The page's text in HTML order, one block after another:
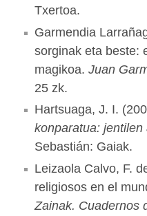
Txertoa.
Garmendia
sorginak eta beste:
magikoa. Juan
25 zk.
Hartsuaga, J. I.
konparatua: jentilen
Sebastián: Gaiak.
Leizaola Calvo, F.
religiosos en el
Zainak. Cuadernos